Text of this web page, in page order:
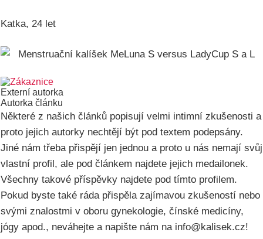
Katka, 24 let
Externí autorka
Autorka článku
Některé z našich článků popisují velmi intimní zkušenosti a
proto jejich autorky nechtějí být pod textem podepsány.
Jiné nám třeba přispějí jen jednou a proto u nás nemají svůj
vlastní profil, ale pod článkem najdete jejich medailonek.
Všechny takové příspěvky najdete pod tímto profilem.
Pokud byste také ráda přispěla zajímavou zkušeností nebo
svými znalostmi v oboru gynekologie, čínské medicíny,
jógy apod., neváhejte a napište nám na info@kalisek.cz!